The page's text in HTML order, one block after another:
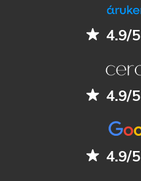
4.9/5
4.9/5
4.9/5